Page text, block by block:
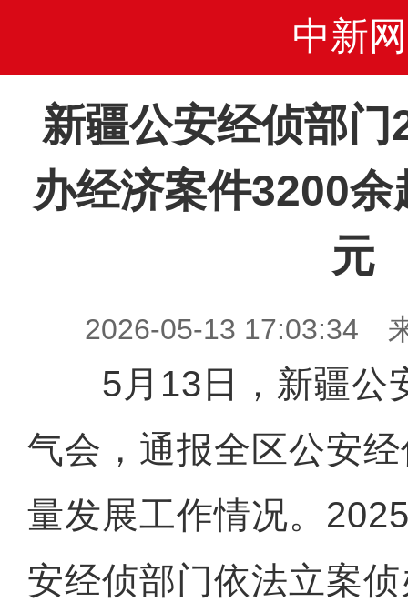
中新网
新疆公安经侦部
办经济案件3200
元
2026-05-13 17:03:34
5月13日，新疆公
气会，通报全区公安
量发展工作情况。
安经侦部门依法立案